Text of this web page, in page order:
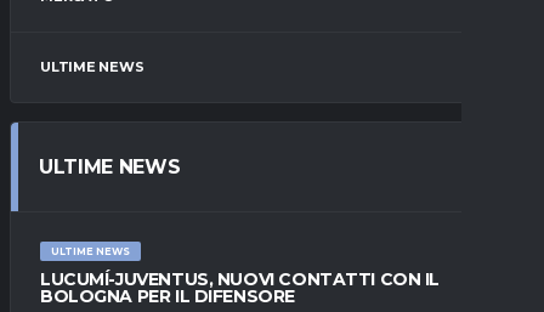
ULTIME NEWS
ULTIME NEWS
ULTIME NEWS
LUCUMÍ-JUVENTUS, NUOVI CONTATTI CON IL
BOLOGNA PER IL DIFENSORE